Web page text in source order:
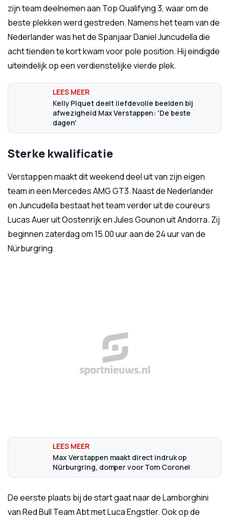
zijn team deelnemen aan Top Qualifying 3, waar om de
beste plekken werd gestreden. Namens het team van de
Nederlander was het de Spanjaar Daniel Juncudella die
acht tienden te kort kwam voor pole position. Hij eindigde
uiteindelijk op een verdienstelijke vierde plek.
Kelly Piquet deelt liefdevolle beelden bij
afwezigheid Max Verstappen: 'De beste
dagen'
Sterke kwalificatie
Verstappen maakt dit weekend deel uit van zijn eigen
team in een Mercedes AMG GT3. Naast de Nederlander
en Juncudella bestaat het team verder uit de coureurs
Lucas Auer uit Oostenrijk en Jules Gounon uit Andorra. Zij
beginnen zaterdag om 15.00 uur aan de 24 uur van de
Nürburgring.
Max Verstappen maakt direct indruk op
Nürburgring, domper voor Tom Coronel
De eerste plaats bij de start gaat naar de Lamborghini
van Red Bull Team Abt met Luca Engstler. Ook op de